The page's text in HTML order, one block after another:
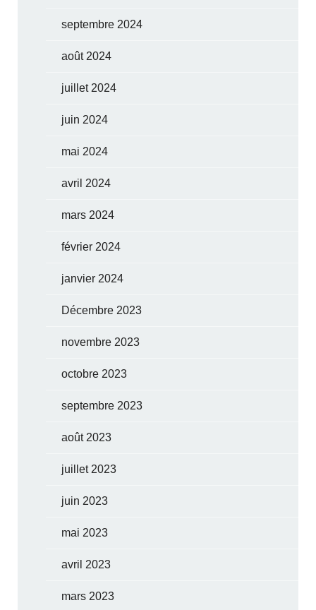
septembre 2024
août 2024
juillet 2024
juin 2024
mai 2024
avril 2024
mars 2024
février 2024
janvier 2024
Décembre 2023
novembre 2023
octobre 2023
septembre 2023
août 2023
juillet 2023
juin 2023
mai 2023
avril 2023
mars 2023